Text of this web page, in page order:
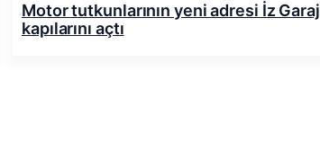
Motor tutkunlarının yeni adresi İz Garaj
kapılarını açtı